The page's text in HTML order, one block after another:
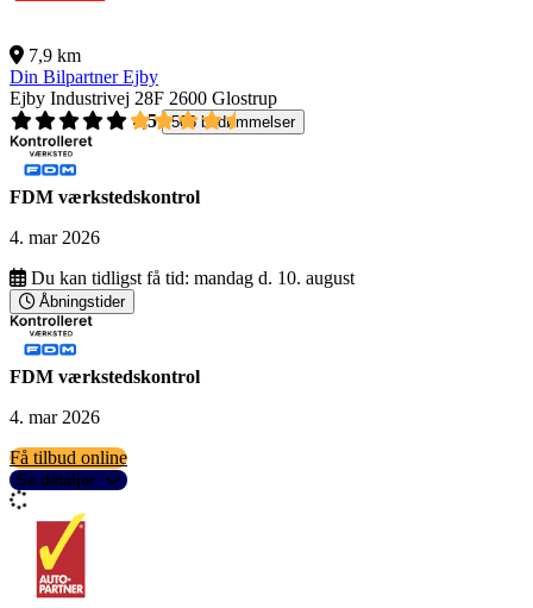
7,9 km
Din Bilpartner Ejby
Ejby Industrivej 28F 2600 Glostrup
4,5
503 bedømmelser
FDM værkstedskontrol
4. mar 2026
Du kan tidligst få tid: mandag d. 10. august
Åbningstider
FDM værkstedskontrol
4. mar 2026
Få tilbud online
Se detaljer